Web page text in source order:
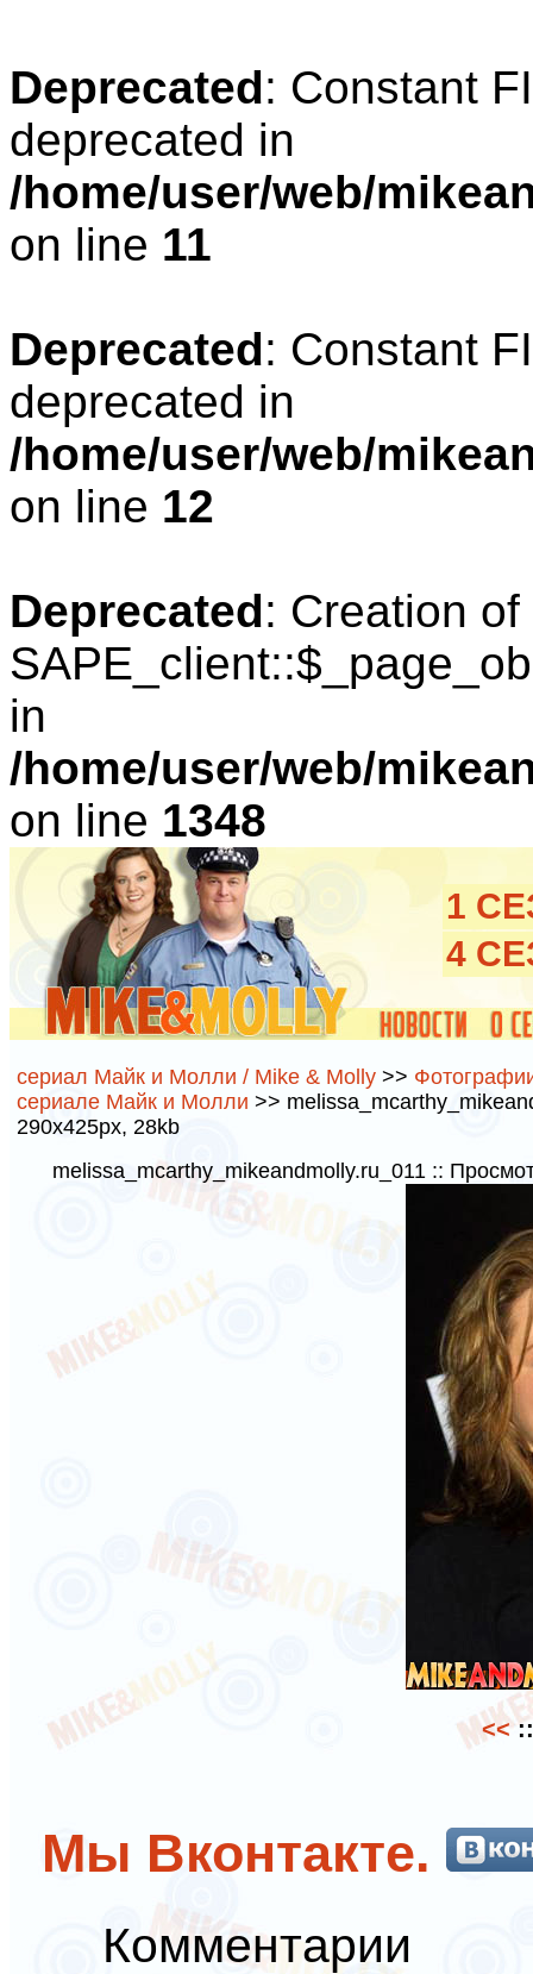
Deprecated: Constant
deprecated in
/home/user/web/
on line 11
Deprecated: Constant
deprecated in
/home/user/web/
on line 12
Deprecated: Creation
in
/home/user/web/
on line 1348
1
4
сериал Майк и Молли / Mike & Molly >>
сериале Майк и Молли >>
290x425px, 28kb
melissa_mcarthy_mikeandmolly.ru_011 ::
<<::
Мы Вконтакте.
Комментарии